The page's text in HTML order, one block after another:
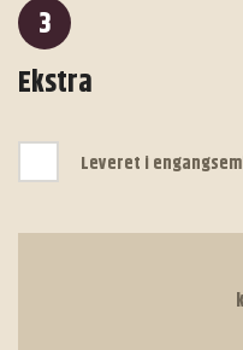
3
Ekstra
Leveret i